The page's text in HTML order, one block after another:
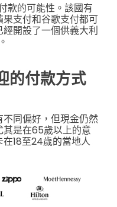
款的可能性。該國有
支付和谷歌支付都可
開設了一個供義大利
的付款方式
同偏好，但現金仍然
是在65歲以上的意
18至24歲的當地人